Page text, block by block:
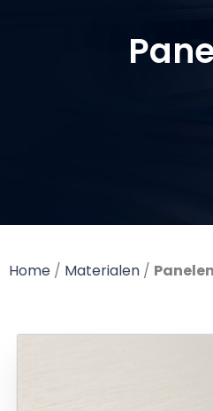
Home / Materialen / Panelen